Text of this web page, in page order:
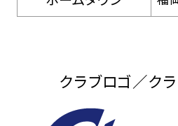
クラブロゴ／ク